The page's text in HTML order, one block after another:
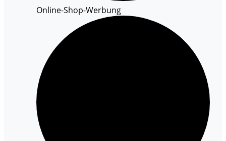
Online-Shop-Werbung